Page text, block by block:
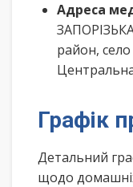
Адреса
район,
Графік
Детальний
щодо